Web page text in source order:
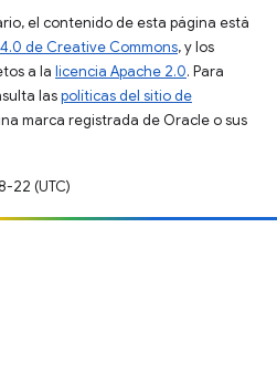
el contenido de esta página está
de Creative Commons, y los
a la licencia Apache 2.0. Para
laspolíticas del sitio de
marca registrada de Oracle o sus
22 (UTC)